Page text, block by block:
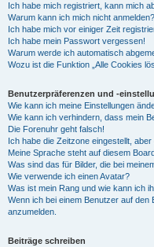
Ich habe mich registriert, kann mich
Warum kann ich mich nicht anmelden?
Ich habe mich vor einiger Zeit
Ich habe mein Passwort vergessen!
Warum werde ich automatisch
Wozu ist die Funktion „Alle Cookies
Benutzerpräferenzen und -
Wie kann ich meine Einstellungen
Wie kann ich verhindern, dass mein
Die Forenuhr geht falsch!
Ich habe die Zeitzone eingestellt,
Meine Sprache steht auf diesem
Was sind das für Bilder, die bei
Wie verwende ich einen Avatar?
Was ist mein Rang und wie kann ich
Wenn ich bei einem Benutzer auf
anzumelden.
Beiträge schreiben